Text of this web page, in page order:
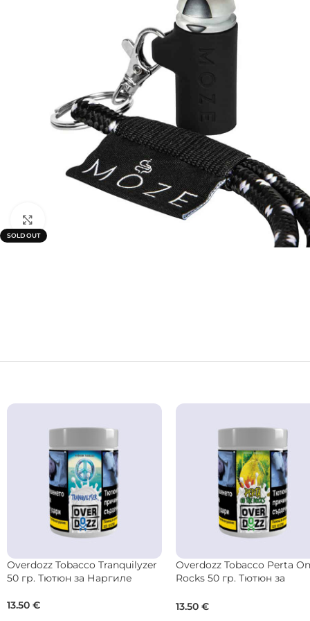
SOLD OUT
BONCHE Tobacco Raspberry 30
гр. Тютюн за Наргиле
22.00€
DARKSIDE Tobacco Base
LemonBlast 25 гр. Тютюн
9.00 €